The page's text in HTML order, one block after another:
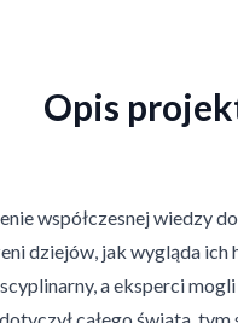
Opis
współczesnej
dziejów, jak wygląda
a eksperci
całego świata,